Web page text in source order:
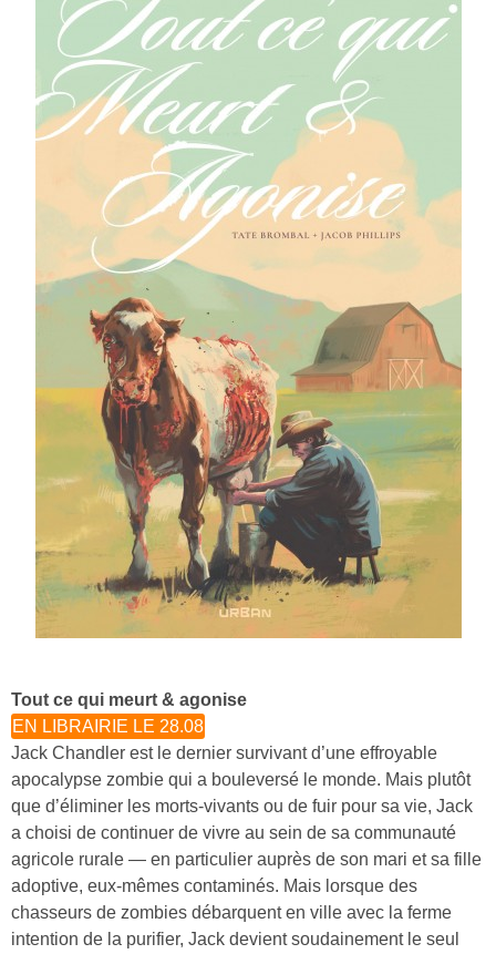
Tout ce qui meurt & agonise
EN LIBRAIRIE LE 28.08
Jack Chandler est le dernier survivant d’une effroyable
apocalypse zombie qui a bouleversé le monde. Mais plutôt
que d’éliminer les morts-vivants ou de fuir pour sa vie, Jack
a choisi de continuer de vivre au sein de sa communauté
agricole rurale — en particulier auprès de son mari et sa fille
adoptive, eux-mêmes contaminés. Mais lorsque des
chasseurs de zombies débarquent en ville avec la ferme
intention de la purifier, Jack devient soudainement le seul